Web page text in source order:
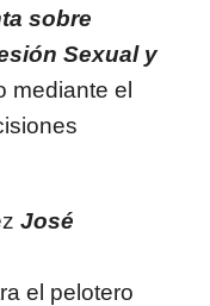
sobre
Sexual y
mediante el
José
el pelotero